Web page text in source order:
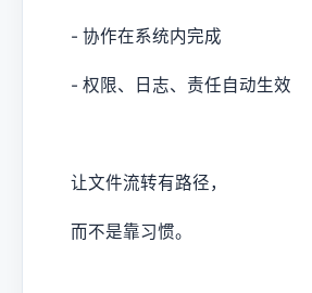
- 协作在系统内完成
- 权限、日志、责任自动生效
让文件流转有路径，
而不是靠习惯。